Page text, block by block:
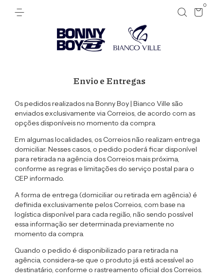
0
Envio e Entregas
Os pedidos realizados na Bonny Boy | Bianco Ville são
enviadosexclusivamente via Correios, de acordo com as
opções disponíveis no momento da compra.
Em algumas localidades, os Correiosnão realizam entrega
domiciliar. Nesses casos, o pedido poderá ficardisponível
para retirada na agência dos Correios mais próxima,
conforme as regras e limitações do serviço postal para o
CEP informado.
A forma de entrega (domiciliar ou retirada em agência) é
definida exclusivamente pelos Correios, com base na
logística disponível para cada região, não sendo possível
essa informação ser determinada previamente no
momento da compra.
Quando o pedido é disponibilizado para retirada na
agência, considera-se que o produto já está acessível ao
destinatário, conforme o rastreamento oficial dos Correios.